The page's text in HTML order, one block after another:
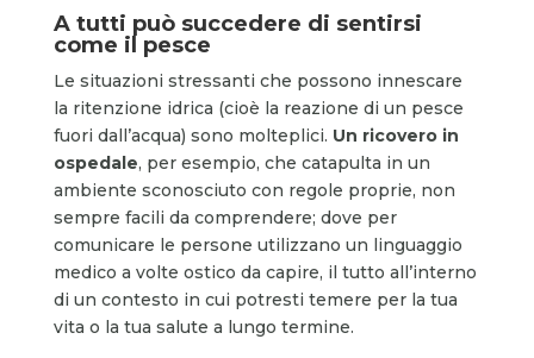
A tutti può succedere di sentirsi
come il pesce
Le situazioni stressanti che possono innescare
la ritenzione idrica (cioè la reazione di un pesce
fuori dall’acqua) sono molteplici. Un ricovero in
ospedale, per esempio, che catapulta in un
ambiente sconosciuto con regole proprie, non
sempre facili da comprendere; dove per
comunicare le persone utilizzano un linguaggio
medico a volte ostico da capire, il tutto all’interno
di un contesto in cui potresti temere per la tua
vita o la tua salute a lungo termine.